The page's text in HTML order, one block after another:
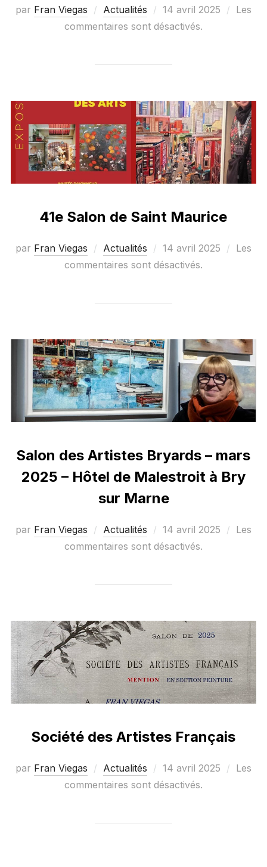
par Fran Viegas Actualités
Publié
le
14 avril 2025
Les
commentaires sont désactivés.
41e Salon de Saint Maurice
par Fran Viegas Actualités
Publié
le
14 avril 2025
Les
commentaires sont désactivés.
Salon des Artistes Bryards – mars
2025 – Hôtel de Malestroit à Bry
sur Marne
par Fran Viegas Actualités
Publié
le
14 avril 2025
Les
commentaires sont désactivés.
Société des Artistes Français
par Fran Viegas Actualités
Publié
le
14 avril 2025
Les
commentaires sont désactivés.